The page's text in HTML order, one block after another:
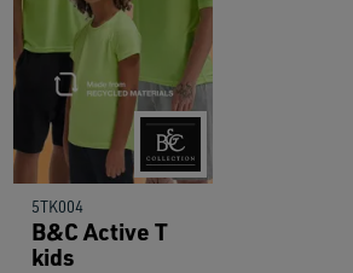
users
touch
5TK004
B&C Active T
kids